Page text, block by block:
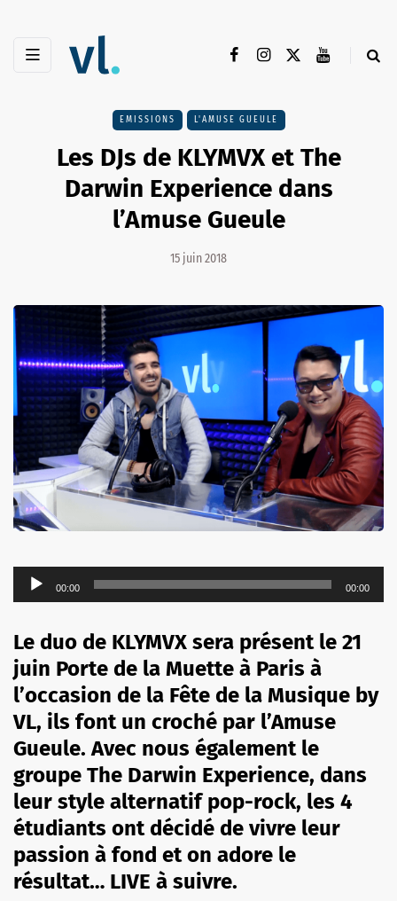
EMISSIONS L'AMUSE GUEULE
Les DJs de KLYMVX et The
Darwin Experience dans
l’Amuse Gueule
15 juin 2018
Lecteur
audio
00:00 00:00
Le duo de KLYMVX sera présent le 21
juin Porte de la Muette à Paris à
l’occasion de la Fête de la Musique by
VL, ils font un croché par l’Amuse
Gueule. Avec nous également le
groupe The Darwin Experience, dans
leur style alternatif pop-rock, les 4
étudiants ont décidé de vivre leur
passion à fond et on adore le
résultat… LIVE à suivre.